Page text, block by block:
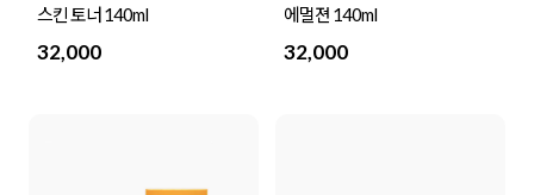
스킨 토너 140ml
32,000
에멀젼 140ml
32,000